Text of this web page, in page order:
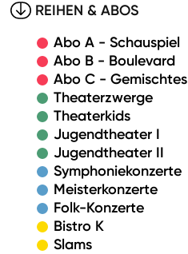
REIHEN & ABOS
Abo A - Schauspiel
Abo B - Boulevard
Abo C -
Theaterzwerge
Theaterkids
Jugendtheater I
Jugendtheater II
Symphoniekonzerte
Meisterkonzerte
Folk-Konzerte
Bistro K
Slams